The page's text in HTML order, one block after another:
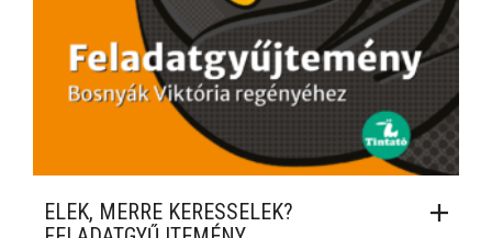
ELEK, MERRE KERESSELEK?